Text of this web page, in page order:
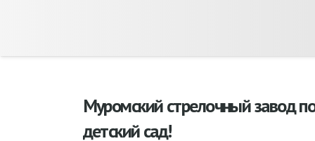
Муромский стрелочный завод
детский сад!